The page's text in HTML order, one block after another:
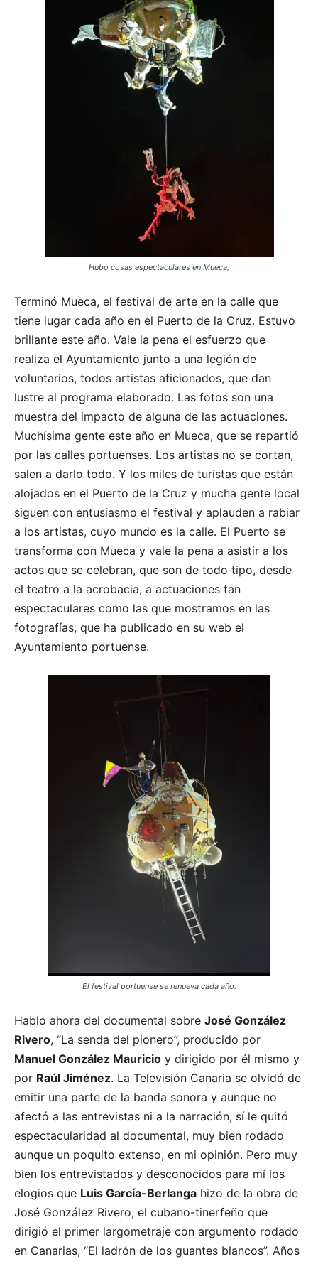
Hubo cosas espectaculares en Mueca,
Terminó Mueca, el festival de arte en la calle que
tiene lugar cada año en el Puerto de la Cruz. Estuvo
brillante este año. Vale la pena el esfuerzo que
realiza el Ayuntamiento junto a una legión de
voluntarios, todos artistas aficionados, que dan
lustre al programa elaborado. Las fotos son una
muestra del impacto de alguna de las actuaciones.
Muchísima gente este año en Mueca, que se repartió
por las calles portuenses. Los artistas no se cortan,
salen a darlo todo. Y los miles de turistas que están
alojados en el Puerto de la Cruz y mucha gente local
siguen con entusiasmo el festival y aplauden a rabiar
a los artistas, cuyo mundo es la calle. El Puerto se
transforma con Mueca y vale la pena a asistir a los
actos que se celebran, que son de todo tipo, desde
el teatro a la acrobacia, a actuaciones tan
espectaculares como las que mostramos en las
fotografías, que ha publicado en su web el
Ayuntamiento portuense.
El festival portuense se renueva cada año.
Hablo ahora del documental sobre José González
Rivero, “La senda del pionero”, producido por
Manuel González Mauricio y dirigido por él mismo y
por Raúl Jiménez. La Televisión Canaria se olvidó de
emitir una parte de la banda sonora y aunque no
afectó a las entrevistas ni a la narración, sí le quitó
espectacularidad al documental, muy bien rodado
aunque un poquito extenso, en mi opinión. Pero muy
bien los entrevistados y desconocidos para mí los
elogios que Luis García-Berlanga hizo de la obra de
José González Rivero, el cubano-tinerfeño que
dirigió el primer largometraje con argumento rodado
en Canarias, “El ladrón de los guantes blancos”. Años